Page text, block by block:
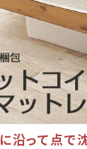
沿って点で